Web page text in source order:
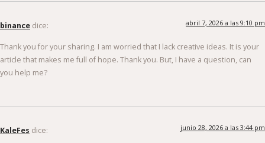
binance dice: abril 7, 2026 a las 9:10 pm
Thank you for your sharing. I am worried that I lack creative ideas. It is your
article that makes me full of hope. Thank you. But, I have a question, can
you help me?
KaleFes dice: junio 28, 2026 a las 3:44 pm